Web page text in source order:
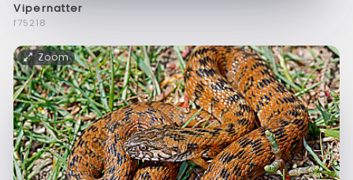
Vipernatter
f75218
Zoom